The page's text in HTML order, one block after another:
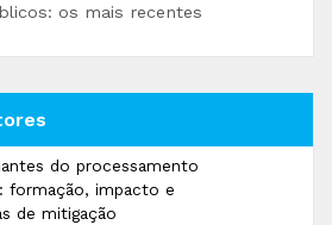
os mais recentes
do processamento
formação, impacto e
de mitigação